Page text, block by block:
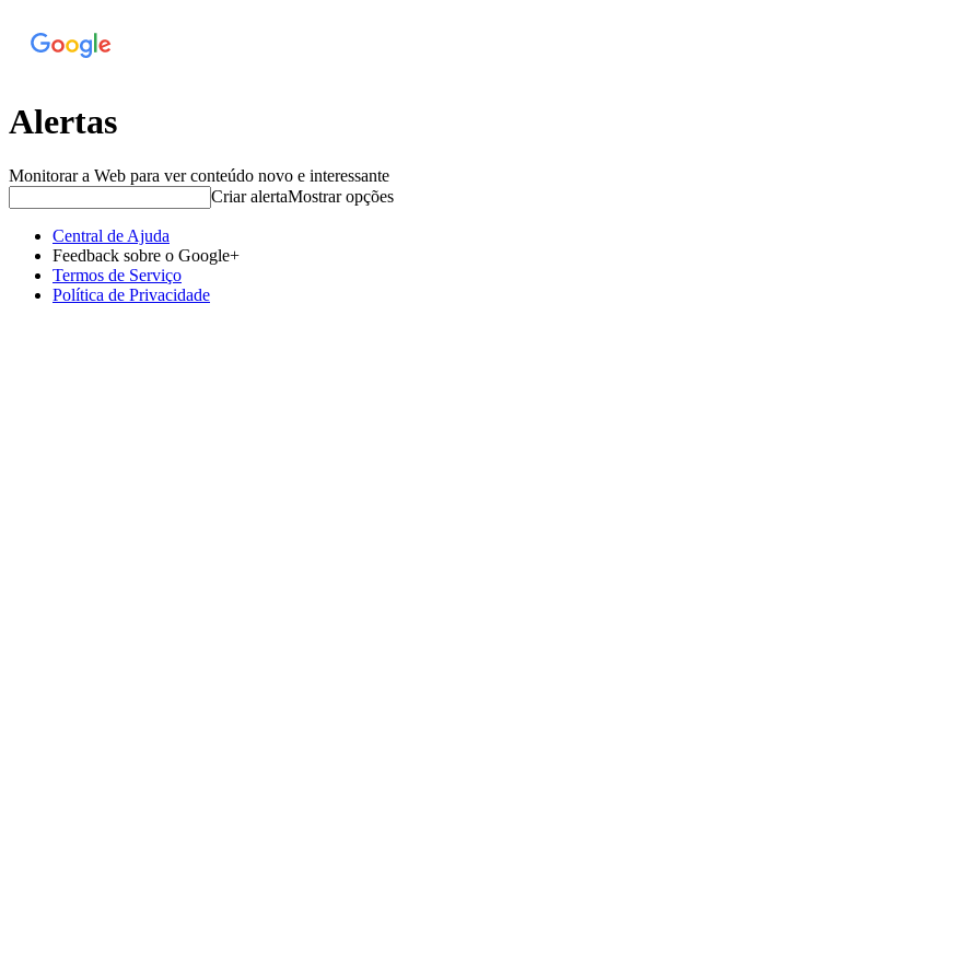
Alertas
Monitorar a Web para ver conteúdo novo e interessante
Criar alertaMostrar opções
Central de Ajuda
Feedback sobre o Google+
Termos de Serviço
Política de Privacidade